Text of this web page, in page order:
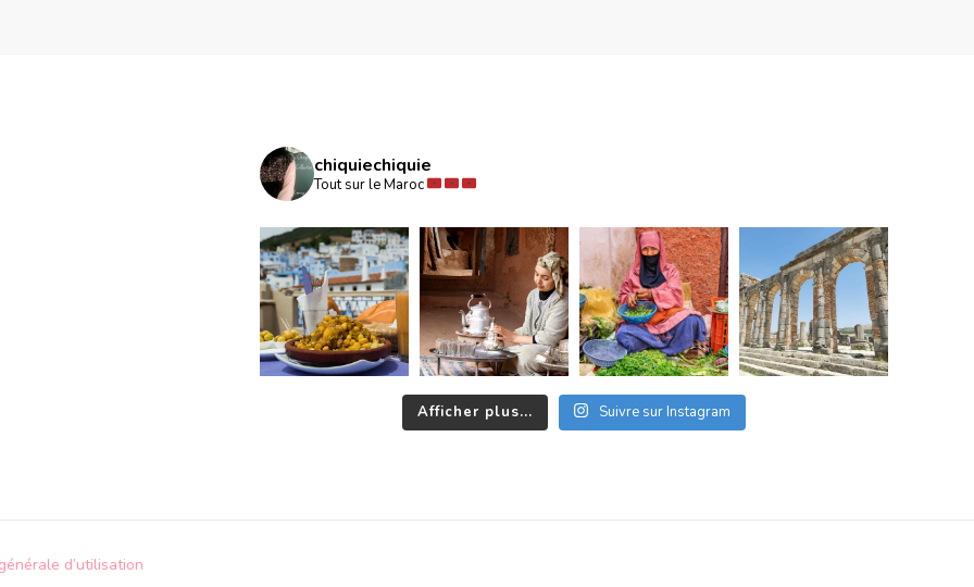
chiquiechiquie
Tout sur le Maroc
Afficher plus... Suivre sur Instagram
d’utilisation